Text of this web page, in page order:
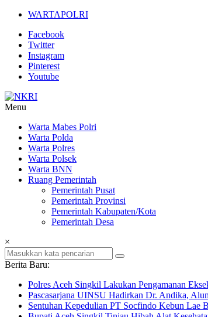
Lompat
konten
WARTAPOLRI
Facebook
Twitter
Instagram
Pinterest
Youtube
Jurnalisme
Positif
Menu
Warta Mabes Polri
Warta Polda
Warta Polres
Warta Polsek
Warta BNN
Ruang Pemerintah
Pemerintah Pusat
Pemerintah Provinsi
Pemerintah Kabupaten/Kota
Pemerintah Desa
×
Berita Baru:
Polres Aceh Singkil Lakukan Pengamanan
Pascasarjana UINSU Hadirkan Dr. Andika,
Sentuhan Kepedulian PT Socfindo Kebun Lae